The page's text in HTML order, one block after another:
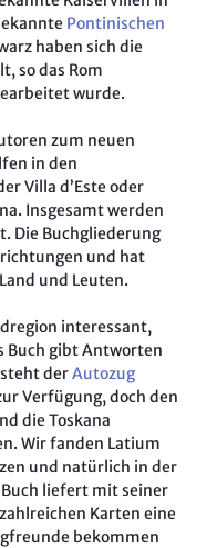
Pontinischen
haben sich die
so das Rom
wurde.
zum neuen
in den
Villa d’Este oder
Insgesamt werden
Die Buchgliederung
und hat
und Leuten.
interessant,
Buch gibt Antworten
derAutozug
Verfügung, doch den
die Toskana
Wir fanden Latium
und natürlich in der
liefert mit seiner
Karten eine
bekommen